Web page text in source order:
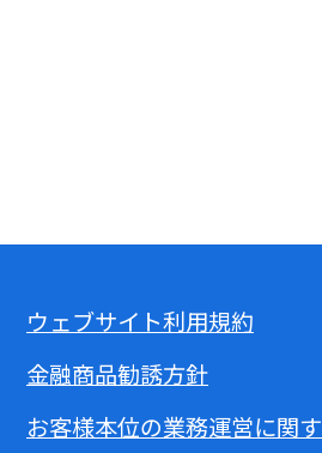
ウェブサイト利用規約
金融商品勧誘方針
お客様本位の業務運営に関